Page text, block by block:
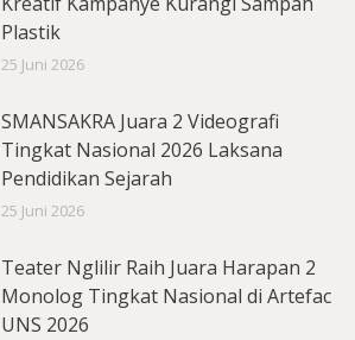
Plastik
25 Juni 2026
SMANSAKRA Juara 2 Videografi
Tingkat Nasional 2026 Laksana
Pendidikan Sejarah
25 Juni 2026
Teater Nglilir Raih Juara Harapan 2
Monolog Tingkat Nasional di Artefac
UNS 2026